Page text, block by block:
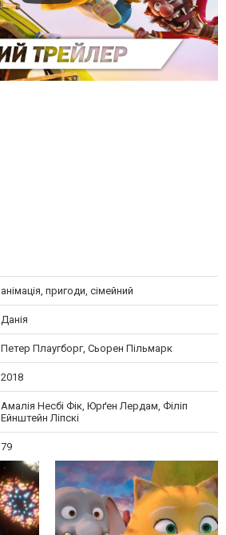
анімація, пригоди, сімейний
Данія
Петер Плаугборг, Сьорен Пільмарк
2018
Амалія Несбі Фік, Юрґен Лердам, Філіп
Ейнштейн Ліпскі
79